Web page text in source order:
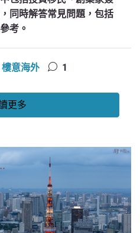
同時解答常見問題，包括
考。
樓意海外 1
更多